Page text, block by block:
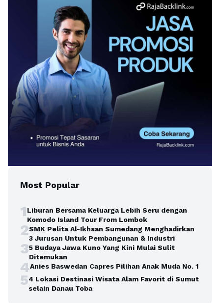
Most Popular
1Liburan Bersama Keluarga Lebih Seru dengan
Komodo Island Tour From Lombok
2SMK Pelita Al-Ikhsan Sumedang Menghadirkan
3 Jurusan Untuk Pembangunan & Industri
35 Budaya Jawa Kuno Yang Kini Mulai Sulit
Ditemukan
4Anies Baswedan Capres Pilihan Anak Muda No. 1
54 Lokasi Destinasi Wisata Alam Favorit di Sumut
selain Danau Toba